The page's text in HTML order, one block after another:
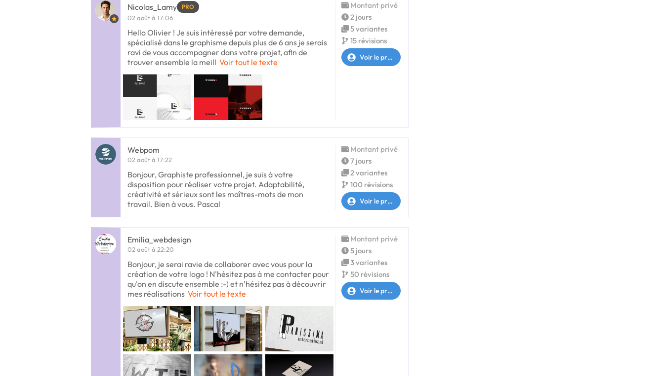
Nicolas_Lamy PRO
02 août à 17:06
Hello Olivier ! Je suis intéressé par votre demande,
spécialisé dans le graphisme depuis plus de 6 ans je serais
ravi de vous accompagner dans votre projet, afin de
trouver ensemble la meill Voir tout le texte
Montant privé
2 jours
5 variantes
15 révisions
Voir le profil
Webpom
02 août à 17:22
Bonjour, Graphiste professionnel, je suis à votre
disposition pour réaliser votre projet. Adaptabilité,
créativité et sérieux sont les maîtres-mots de mon
travail. Bien à vous. Pascal
Montant privé
7 jours
2 variantes
100 révisions
Voir le profil
Emilia_webdesign
02 août à 22:20
Bonjour, je serai ravie de collaborer avec vous pour la
création de votre logo ! N'hésitez pas à me contacter pour
qu'on en discute ensemble :-) et n’hésitez pas à découvrir
mes réalisations Voir tout le texte
Montant privé
5 jours
3 variantes
50 révisions
Voir le profil